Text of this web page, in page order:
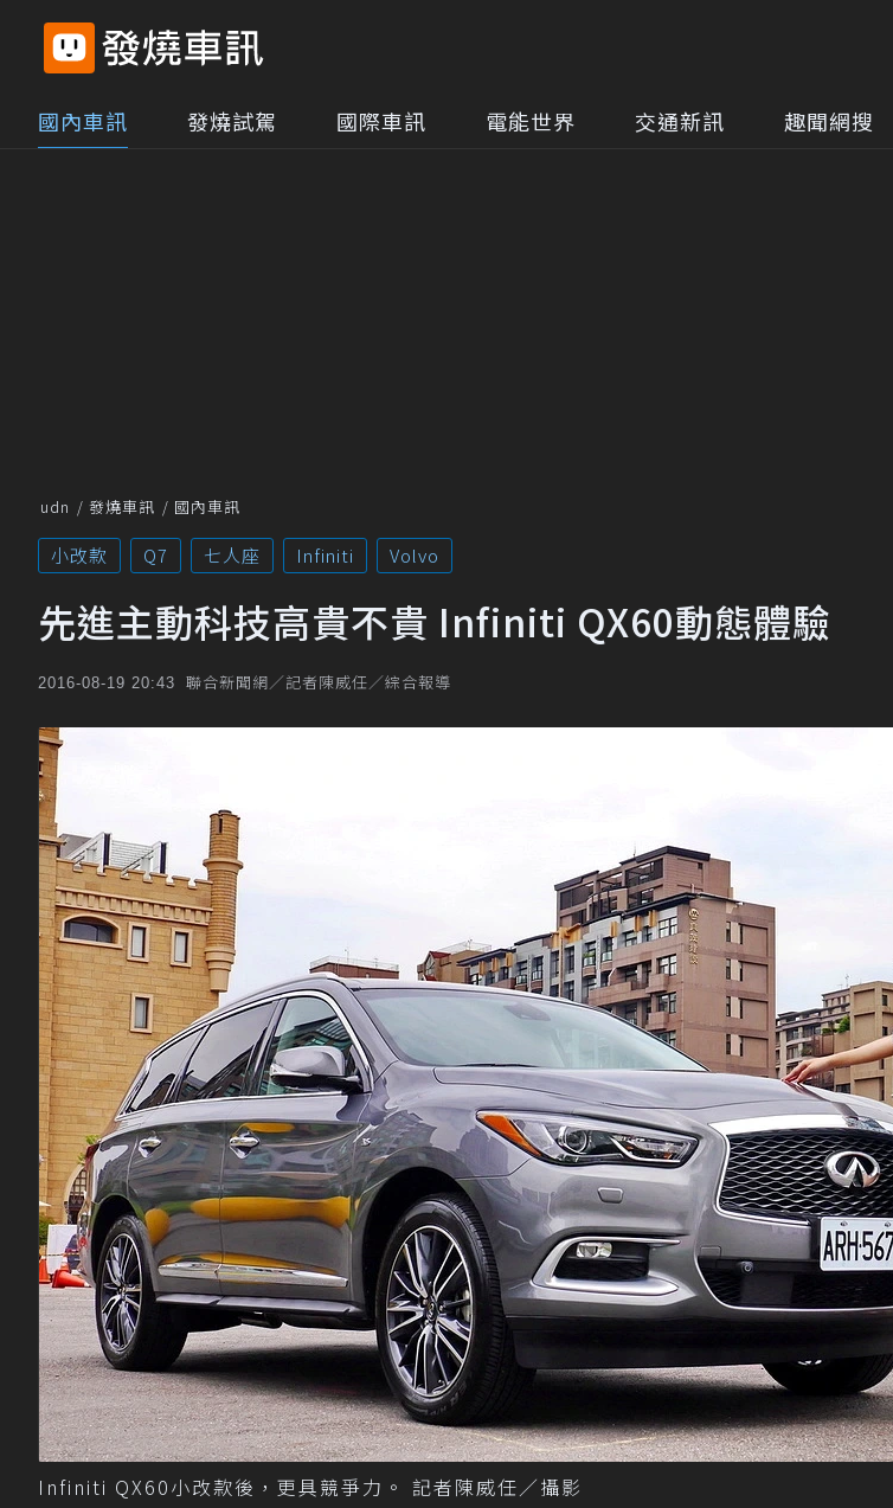
國內車訊 發燒試駕 國際車訊 電能世界 交通新訊 趣聞網搜
udn 發燒車訊 國內車訊
小改款 Q7 七人座 Infiniti Volvo
先進主動科技高貴不貴 Infiniti QX60動態體驗
2016-08-19 20:43 聯合新聞網／記者陳威任／綜合報導
Infiniti QX60小改款後，更具競爭力。 記者陳威任／攝影